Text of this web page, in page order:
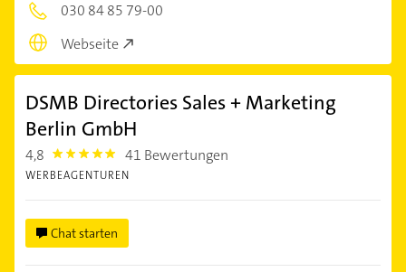
030 84 85 79-00
Webseite
DSMB Directories Sales + Marketing
Berlin GmbH
4,8 4.8 41 Bewertungen
WERBEAGENTUREN
Chat starten